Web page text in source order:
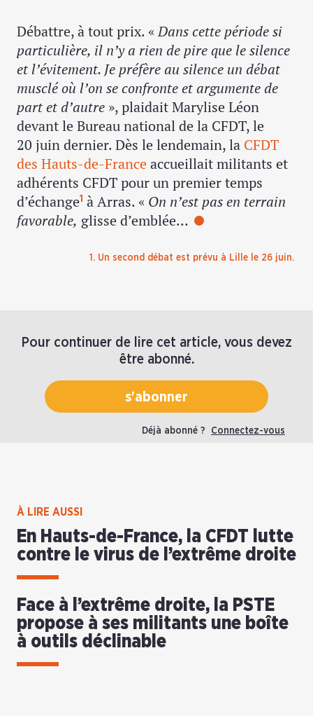
1. Un second débat est prévu à Lille le 26 juin.
Débattre, à tout prix. «Dans cette période si
particulière, il n’y a rien de pire que le silence
et l’évitement. Je préfère au silence un débat
musclé où l’on se confronte et argumente de
part et d’autre », plaidait Marylise Léon
devant le Bureau national de la CFDT, le
20 juin dernier. Dès le lendemain, la CFDT
des Hauts-de-France accueillait militants et
adhérents CFDT pour un premier temps
d’échange1 à Arras. « On n’est pas en terrain
favorable, glisse d’emblée…
Pour continuer de lire cet article, vous devez
être abonné.
s'abonner
Déjà abonné ? Connectez-vous
À LIRE AUSSI
En Hauts-de-France, la CFDT lutte
contre le virus de l’extrême droite
Face à l’extrême droite, la PSTE
propose à ses militants une boîte
à outils déclinable